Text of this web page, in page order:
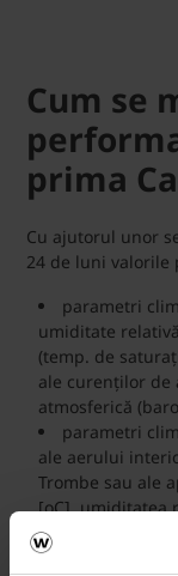
Cum se
prima
Cu ajutorul unor
24 de luni valorile
parametri
umiditate
(temp. de
ale curenților de
atmosferică
parametri
ale aerului
Trombe sau ale
[oC], umiditatea
naturală [-] sau
de aer [m/s];